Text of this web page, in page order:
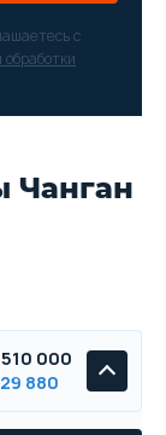
с
Чанган
000
29 880